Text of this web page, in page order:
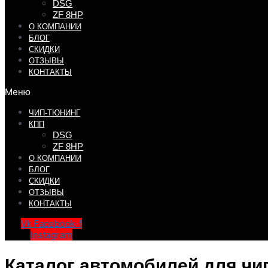
DSG
ZF 8HP
О КОМПАНИИ
БЛОГ
СКИДКИ
ОТЗЫВЫ
КОНТАКТЫ
Меню
ЧИП-ТЮНИНГ
КПП
DSG
ZF 8HP
О КОМПАНИИ
БЛОГ
СКИДКИ
ОТЗЫВЫ
КОНТАКТЫ
Vk Facebook-f
Instagram